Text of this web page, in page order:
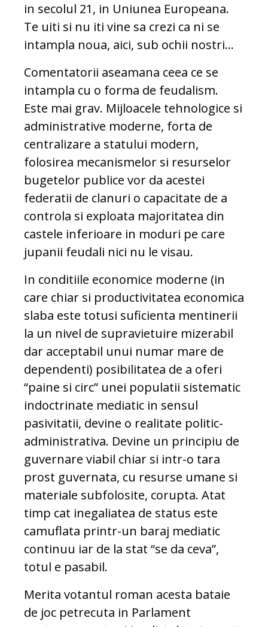
in secolul 21, in Uniunea Europeana.
Te uiti si nu iti vine sa crezi ca ni se
intampla noua, aici, sub ochii nostri…
Comentatorii aseamana ceea ce se
intampla cu o forma de feudalism.
Este mai grav. Mijloacele tehnologice si
administrative moderne, forta de
centralizare a statului modern,
folosirea mecanismelor si resurselor
bugetelor publice vor da acestei
federatii de clanuri o capacitate de a
controla si exploata majoritatea din
castele inferioare in moduri pe care
jupanii feudali nici nu le visau.
In conditiile economice moderne (in
care chiar si productivitatea economica
slaba este totusi suficienta mentinerii
la un nivel de supravietuire mizerabil
dar acceptabil unui numar mare de
dependenti) posibilitatea de a oferi
“paine si circ” unei populatii sistematic
indoctrinate mediatic in sensul
pasivitatii, devine o realitate politic-
administrativa. Devine un principiu de
guvernare viabil chiar si intr-o tara
prost guvernata, cu resurse umane si
materiale subfolosite, corupta. Atat
timp cat inegaliatea de status este
camuflata printr-un baraj mediatic
continuu iar de la stat “se da ceva”,
totul e pasabil.
Merita votantul roman acesta bataie
de joc petrecuta in Parlament